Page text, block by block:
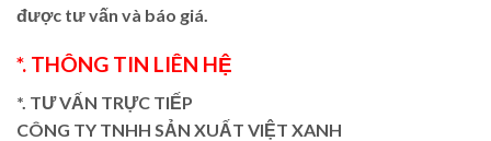
được tư vấn và báo giá.
*. THÔNG TIN LIÊN HỆ
*. TƯ VẤN TRỰC TIẾP
CÔNG TY TNHH SẢN XUẤT VIỆT XANH